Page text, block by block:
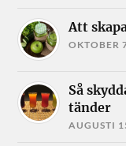
Att
OKTOBER
Så
tänder
AUGUSTI